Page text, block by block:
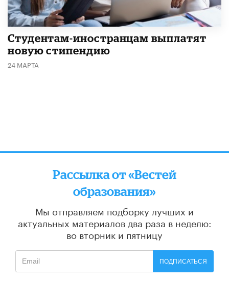
Студентам-иностранцам выплатят
новую стипендию
24 МАРТА
Рассылка от «Вестей
образования»
Мы отправляем подборку лучших и
актуальных материалов два раза в неделю:
во вторник и пятницу
ПОДПИСАТЬСЯ